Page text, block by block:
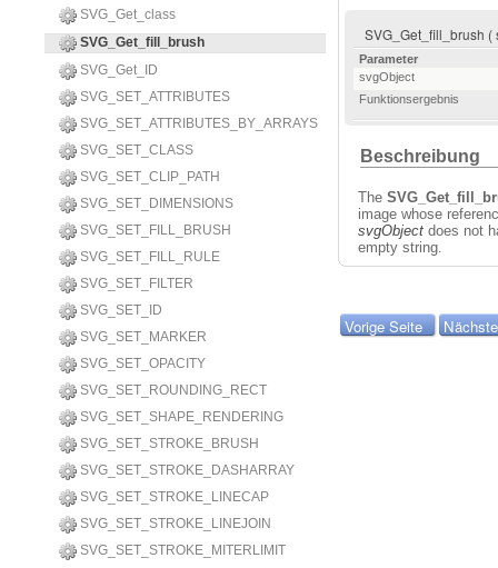
SVG_Get_class
SVG_Get_fill_brush
SVG_Get_ID
SVG_SET_ATTRIBUTES
SVG_SET_ATTRIBUTES_BY_ARRAYS
SVG_SET_CLASS
SVG_SET_CLIP_PATH
SVG_SET_DIMENSIONS
SVG_SET_FILL_BRUSH
SVG_SET_FILL_RULE
SVG_SET_FILTER
SVG_SET_ID
SVG_SET_MARKER
SVG_SET_OPACITY
SVG_SET_ROUNDING_RECT
SVG_SET_SHAPE_RENDERING
SVG_SET_STROKE_BRUSH
SVG_SET_STROKE_DASHARRAY
SVG_SET_STROKE_LINECAP
SVG_SET_STROKE_LINEJOIN
SVG_SET_STROKE_MITERLIMIT
SVG_Get_fill_brush
Parameter
svgObject
Funktionsergebnis
Beschreibung
The
image whose
svgObject does not
empty string.
Vorige Seite